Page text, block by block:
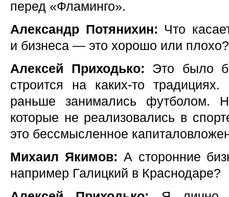
перед «Фламинго».
Александр Потянихин: Что
и бизнеса — это хорошо или плохо?
Алексей Приходько: Это было
строится на каких-то
раньше занимались футболом.
которые не реализовались в
это бессмысленное
Михаил Якимов: А сторонние
например Галицкий в Краснодаре?